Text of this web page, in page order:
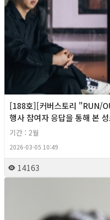
[188호][커버스토리 "RUN/
행사 참여자 응답을 통해 본
기간 : 2월
2026-03-05 10:49
14163